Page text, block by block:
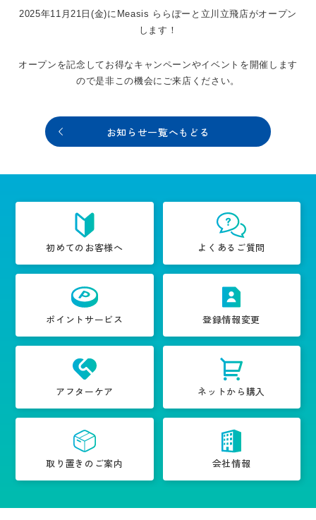
2025年11月21日(金)にMeasis ららぽーと立川立飛店がオープン
します！
オープンを記念してお得なキャンペーンやイベントを開催します
ので是非この機会にご来店ください。
お知らせ一覧へもどる
初めてのお客様へ よくあるご質問
ポイントサービス 登録情報変更
アフターケア ネットから購入
取り置きのご案内 会社情報